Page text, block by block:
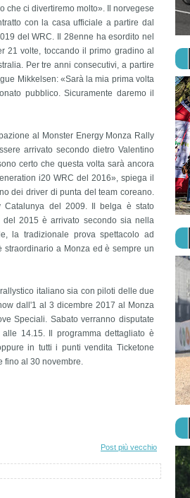
che ci divertiremo molto». Il norvegese
con la casa ufficiale a partire dal
del WRC. Il 28enne ha esordito nel
21 volte, toccando il primo gradino al
Per tre anni consecutivi, a partire
Mikkelsen: «Sarà la mia prima volta
pubblico. Sicuramente daremo il
al Monster Energy Monza Rally
arrivato secondo dietro Valentino
certo che questa volta sarà ancora
i20 WRC del 2016», spiega il
dei driver di punta del team coreano.
Catalunya del 2009. Il belga è stato
2015 è arrivato secondo sia nella
la tradizionale prova spettacolo ad
a Monza ed è sempre un
italiano sia con piloti delle due
dall'1 al 3 dicembre 2017 al Monza
Speciali. Sabato verranno disputate
14.15. Il programma dettagliato è
in tutti i punti vendita Ticketone
fino al 30 novembre.
Post più vecchio